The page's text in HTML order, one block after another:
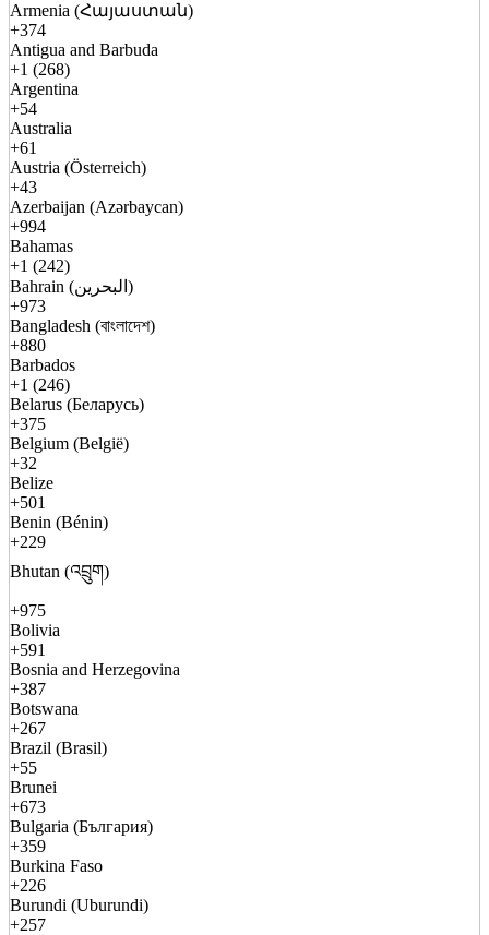
Armenia (Հայաստան)
+374
Antigua and Barbuda
+1 (268)
Argentina
+54
Australia
+61
Austria (Österreich)
+43
Azerbaijan (Azərbaycan)
+994
Bahamas
+1 (242)
Bahrain (البحرين)
+973
Bangladesh (বাংলাদেশ)
+880
Barbados
+1 (246)
Belarus (Беларусь)
+375
Belgium (België)
+32
Belize
+501
Benin (Bénin)
+229
Bhutan (འབྲུག)
+975
Bolivia
+591
Bosnia and Herzegovina
+387
Botswana
+267
Brazil (Brasil)
+55
Brunei
+673
Bulgaria (България)
+359
Burkina Faso
+226
Burundi (Uburundi)
+257